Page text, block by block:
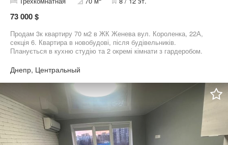
73 000 $
Продам 3к квартиру 70 м2 в ЖК Женева вул. Короленка, 22А,
секція 6. Квартира в новобудові, після будівельників.
Планується в кухню студію та 2 окремі кімнати з гардеробом.
Днепр, Центральный